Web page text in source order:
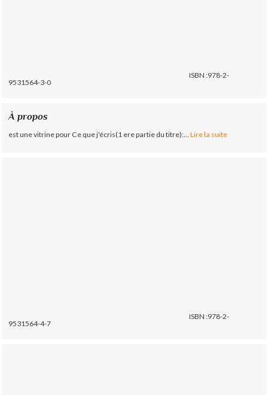
ISBN :978-2-
9531564-3-0
À propos
est une vitrine pour Ce que j'écris(1 ere partie du titre):... Lire la suite
ISBN :978-2-
9531564-4-7